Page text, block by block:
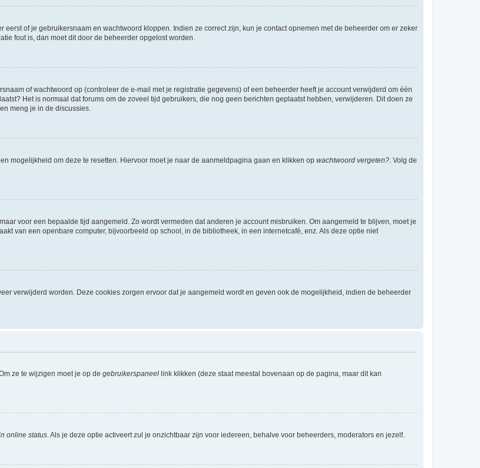
of je gebruikersnaam en wachtwoord kloppen. Indien ze correct zijn, kun je contact opnemen met de beheerder om er zeker
fout is, dan moet dit door de beheerder opgelost worden.
of wachtwoord op (controleer de e-mail met je registratie gegevens) of een beheerder heeft je account verwijderd om één
Het is normaal dat forums om de zoveel tijd gebruikers, die nog geen berichten geplaatst hebben, verwijderen. Dit doen ze
meng je in de discussies.
mogelijkheid om deze te resetten. Hiervoor moet je naar de aanmeldpagina gaan en klikken op wachtwoord vergeten?. Volg de
voor een bepaalde tijd aangemeld. Zo wordt vermeden dat anderen je account misbruiken. Om aangemeld te blijven, moet je
van een openbare computer, bijvoorbeeld op school, in de bibliotheek, in een internetcafé, enz. Als deze optie niet
verwijderd worden. Deze cookies zorgen ervoor dat je aangemeld wordt en geven ook de mogelijkheid, indien de beheerder
ze te wijzigen moet je op de gebruikerspaneel link klikken (deze staat meestal bovenaan op de pagina, maar dit kan
online status. Als je deze optie activeert zul je onzichtbaar zijn voor iedereen, behalve voor beheerders, moderators en jezelf.